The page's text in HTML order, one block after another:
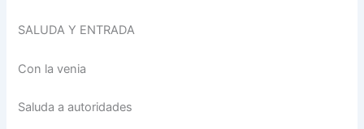
SALUDA Y ENTRADA
Con la venia
Saluda a autoridades